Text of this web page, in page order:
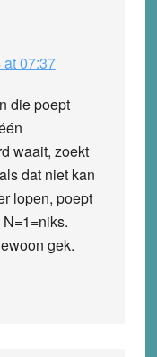
07:37
die poept
waait, zoekt
dat niet kan
lopen, poept
gek.